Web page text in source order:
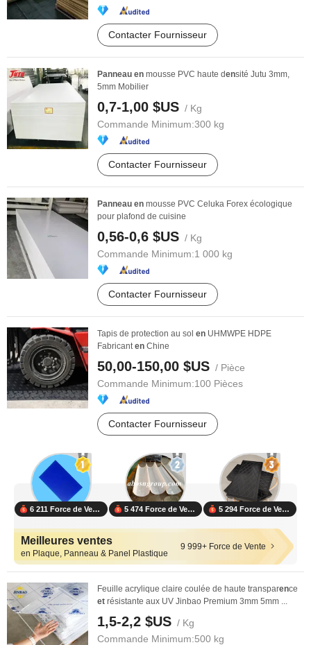
Contacter Fournisseur
Panneau en mousse PVC haute densité Jutu 3mm,
5mm Mobilier
0,7-1,00 $US / Kg
Commande Minimum:300 kg
Contacter Fournisseur
Panneau en mousse PVC Celuka Forex écologique
pour plafond de cuisine
0,56-0,6 $US / Kg
Commande Minimum:1 000 kg
Contacter Fournisseur
Tapis de protection au sol en UHMWPE HDPE
Fabricanten Chine
50,00-150,00 $US / Pièce
Commande Minimum:100 Pièces
Contacter Fournisseur
6 211 Force de Vente 5 474 Force de Vente 5 294 Force de Vente
Meilleures ventes
en Plaque, Panneau & Panel Plastique
9 999+ Force de Vente
Feuille acrylique claire coulée de haute transparence
et résistante aux UV Jinbao Premium 3mm 5mm ...
1,5-2,2 $US / Kg
Commande Minimum:500 kg